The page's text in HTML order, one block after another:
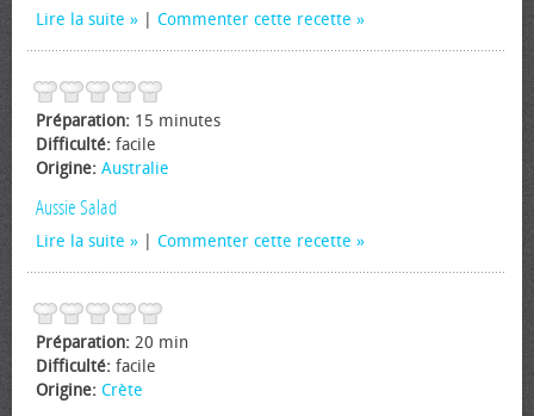
Lire la suite Commenter cette recette
Préparation: 15 minutes
Difficulté: facile
Origine: Australie
Aussie Salad
Lire la suite Commenter cette recette
Préparation: 20 min
Difficulté: facile
Origine: Crète